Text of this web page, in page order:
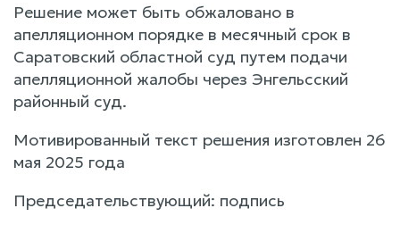
Решение может быть обжаловано в
апелляционном порядке в месячный срок в
Саратовский областной суд путем подачи
апелляционной жалобы через Энгельсский
районный суд.
Мотивированный текст решения изготовлен 26
мая 2025 года
Председательствующий: подпись